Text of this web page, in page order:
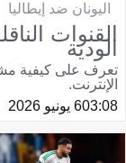
اليونان ضد إيطاليا
القنوات
الودية
تعرف على كيفية
الإنترنت.
03:086 يونيو 2026